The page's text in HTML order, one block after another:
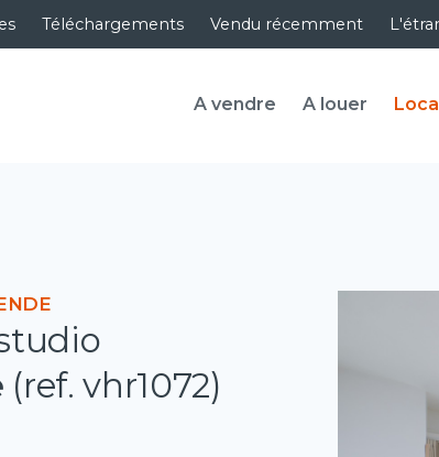
Téléchargements Vendu récemment
A vendre A louer
(ref. vhr1072)